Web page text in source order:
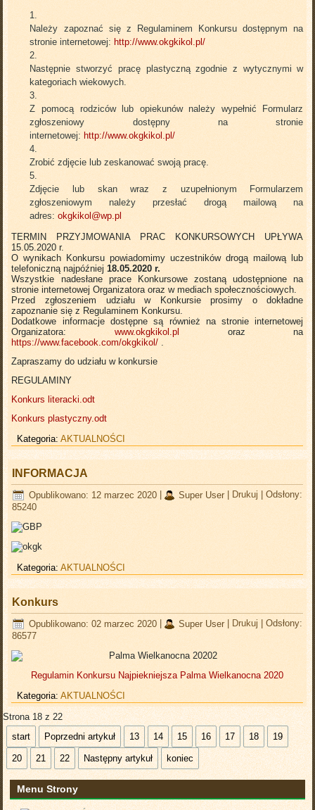
Należy zapoznać się z Regulaminem Konkursu dostępnym na
stronie internetowej: http://www.okgkikol.pl/
Następnie stworzyć pracę plastyczną zgodnie z wytycznymi w
kategoriach wiekowych.
Z pomocą rodziców lub opiekunów należy wypełnić Formularz
zgłoszeniowy dostępny na stronie
internetowej: http://www.okgkikol.pl/
Zrobić zdjęcie lub zeskanować swoją pracę.
Zdjęcie lub skan wraz z uzupełnionym Formularzem
zgłoszeniowym należy przesłać drogą mailową na
adres:okgkikol@wp.pl
TERMIN PRZYJMOWANIA PRAC KONKURSOWYCH UPŁYWA
15.05.2020 r.
O wynikach Konkursu powiadomimy uczestników drogą mailową lub
telefoniczną najpóźniej18.05.2020 r.
Wszystkie nadesłane prace Konkursowe zostaną udostępnione na
stronie internetowej Organizatora oraz w mediach społecznościowych.
Przed zgłoszeniem udziału w Konkursie prosimy o dokładne
zapoznanie się z Regulaminem Konkursu.
Dodatkowe informacje dostępne są również na stronie internetowej
Organizatora:www.okgkikol.pl
oraz na
https://www.facebook.com/okgkikol/ .
Zapraszamy do udziału w konkursie
REGULAMINY
Konkurs literacki.odt
Konkurs plastyczny.odt
Kategoria:AKTUALNOŚCI
INFORMACJA
Opublikowano: 12 marzec 2020 Super User Drukuj |Odsłony:
85240
Kategoria:AKTUALNOŚCI
Konkurs
Opublikowano: 02 marzec 2020 Super User Drukuj |Odsłony:
86577
Regulamin Konkursu Najpiekniejsza Palma Wielkanocna 2020
Kategoria:AKTUALNOŚCI
Strona 18 z 22
start
Poprzedni artykuł 13 14 15 16 17 18 19
20 21 22 Następny artykuł koniec
Menu Strony